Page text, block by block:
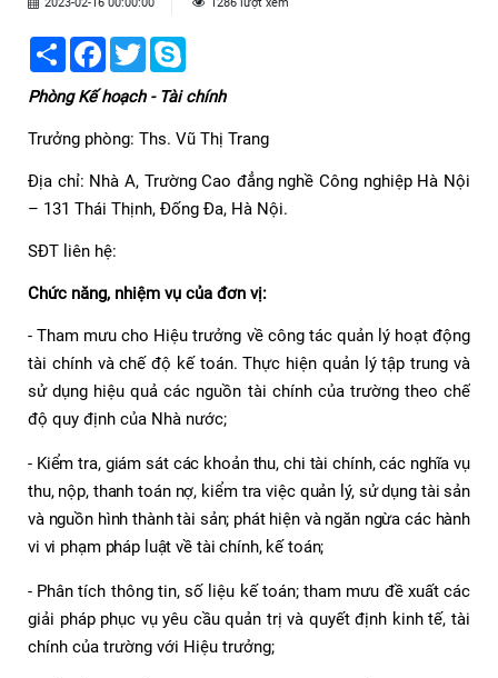
Share Facebook
Twitter
Phòng Kế hoạch - Tài chính
Trưởng phòng: Ths. Vũ Thị Trang
Địa chỉ: Nhà A, Trường Cao đẳng nghề Công nghiệp Hà Nội
– 131 Thái Thịnh, Đống Đa, Hà Nội.
SĐT liên hệ:
Chức năng, nhiệm vụ của đơn vị:
- Tham mưu cho Hiệu trưởng về công tác quản lý hoạt động
tài chính và chế độ kế toán. Thực hiện quản lý tập trung và
sử dụng hiệu quả các nguồn tài chính của trường theo chế
độ quy định của Nhà nước;
- Kiểm tra, giám sát các khoản thu, chi tài chính, các nghĩa vụ
thu, nộp, thanh toán nợ, kiểm tra việc quản lý, sử dụng tài sản
và nguồn hình thành tài sản; phát hiện và ngăn ngừa các hành
vi vi phạm pháp luật về tài chính, kế toán;
- Phân tích thông tin, số liệu kế toán; tham mưu đề xuất các
giải pháp phục vụ yêu cầu quản trị và quyết định kinh tế, tài
chính của trường với Hiệu trưởng;